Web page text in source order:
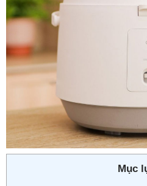
Mục